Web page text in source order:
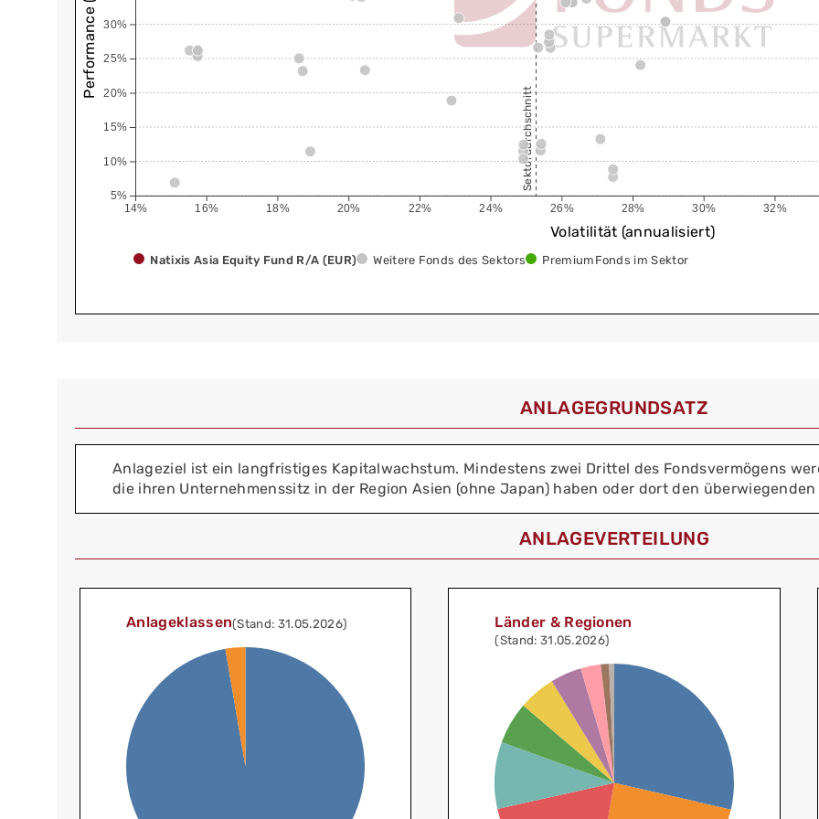
14% 16% 18% 20% 22% 24% 26% 28% 30% 32%
5%
10%
15%
20%
25%
30%
Sektordurchschnitt
Volatilität (annualisiert)
Natixis Asia Equity Fund R/A (EUR) Weitere Fonds des Sektors PremiumFonds im Sektor
ANLAGEGRUNDSATZ
Anlageziel ist ein langfristiges Kapitalwachstum. Mindestens zwei Drittel des Fondsvermögens
die ihren Unternehmenssitz in der Region Asien (ohne Japan) haben oder dort den
ANLAGEVERTEILUNG
Anlageklassen(Stand: 31.05.2026) Länder & Regionen
(Stand: 31.05.2026)